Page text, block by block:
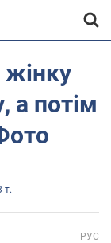
жінку
а потім
т.
РУС